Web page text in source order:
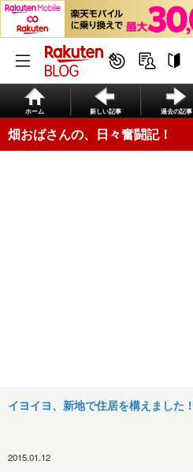
ホーム 新しい記事 過去の記事
畑おばさんの、日々奮闘記！
イヨイヨ、新地で住居を構えました！
2015.01.12